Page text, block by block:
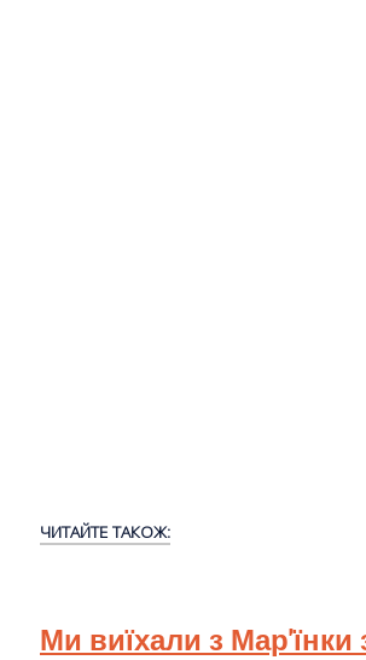
ЧИТАЙТЕ ТАКОЖ:
Ми виїхали з Мар'їнки